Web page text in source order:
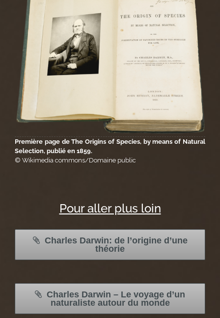
Première page de The Origins of Species, by means of Natural
Selection, publié en 1859.
© Wikimedia commons/Domaine public
Pour aller plus loin
Charles Darwin: de l’origine d’une
théorie
Charles Darwin – Le voyage d’un
naturaliste autour du monde